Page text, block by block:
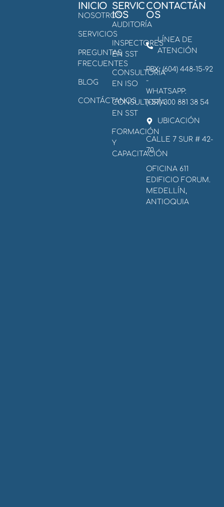
INICIO
NOSOTROS
SERVICIOS
PREGUNTAS
FRECUENTES
BLOG
CONTÁCTANOS
SERVIC
IOS
AUDITORÍA
INSPECTORES
EN SST
CONSULTORÍA
EN ISO
CONSULTORÍA
EN SST
FORMACIÓN
Y
CAPACITACIÓN
CONTACTÁN
OS
LÍNEA DE
ATENCIÓN
PBX: (604) 448-15-92
-
WHATSAPP:
(+57) 300 881 38 54
UBICACIÓN
CALLE 7 SUR # 42-
70
OFICINA 611
EDIFICIO FORUM.
MEDELLÍN,
ANTIOQUIA